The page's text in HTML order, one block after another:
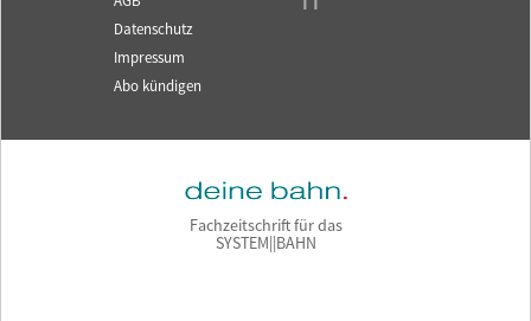
Datenschutz
Impressum
Abo kündigen
Fachzeitschrift für das
SYSTEM||BAHN